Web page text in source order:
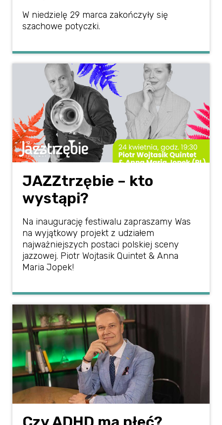
W niedzielę 29 marca zakończyły się
szachowe potyczki.
JAZZtrzębie – kto
wystąpi?
Na inaugurację festiwalu zapraszamy Was
na wyjątkowy projekt z udziałem
najważniejszych postaci polskiej sceny
jazzowej. Piotr Wojtasik Quintet & Anna
Maria Jopek!